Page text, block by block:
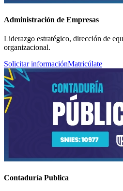
Administración de Empresas
Liderazgo estratégico, dirección de
organizacional.
Solicitar informaciónMatricúlate
Contaduría Publica